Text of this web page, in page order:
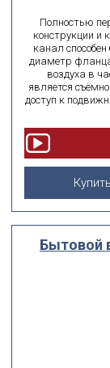
Полностью
конструкции и
канал
диаметр
воздуха в
является
доступ к
Купить
Бытовой